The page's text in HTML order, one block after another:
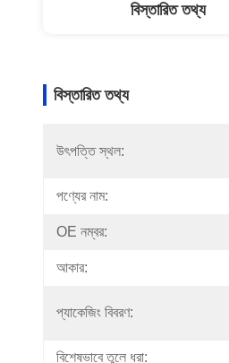
বিস্তারিত তথ্য
বিস্তারিত তথ্য
উৎপত্তি স্থল:
পণ্যের নাম:
OE নম্বর:
আকার:
প্যাকেজিং বিবরণ:
বিশেষভাবে তুলে ধরা: